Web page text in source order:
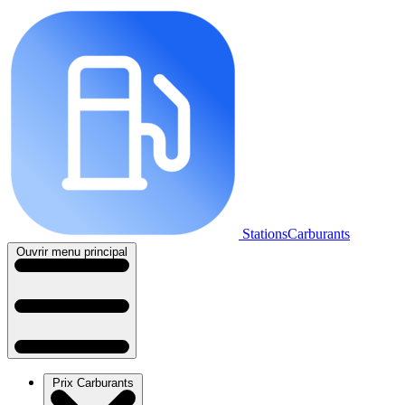
StationsCarburants
Ouvrir menu principal
Prix Carburants